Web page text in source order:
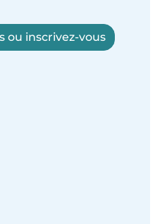
ou inscrivez-vous